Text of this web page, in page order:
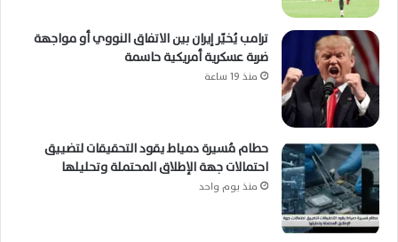
ترامب يُخيّر إيران بين الاتفاق النووي أو مواجهة
ضربة عسكرية أمريكية حاسمة
منذ 19 ساعة
حطام مُسيرة دمياط يقود التحقيقات لتضييق
احتمالات جهة الإطلاق المحتملة وتحليلها
منذ يوم واحد